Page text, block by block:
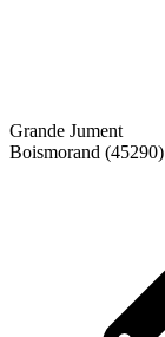
Grande Jument
Boismorand (45290)